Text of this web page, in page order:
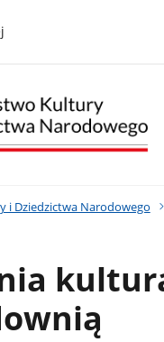
i Dziedzictwa Narodowego